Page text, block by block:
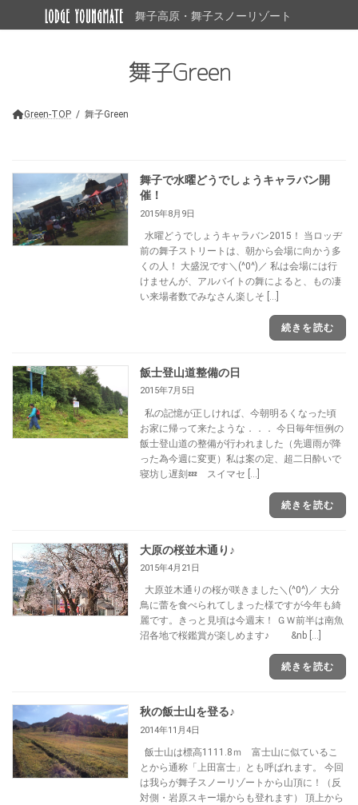
舞子高原・舞子スノーリゾート
舞子Green
Green-TOP 舞子Green
舞子で水曜どうでしょうキャラバン開
催！
2015年8月9日
水曜どうでしょうキャラバン2015！ 当ロッヂ
前の舞子ストリートは、朝から会場に向かう多
くの人！ 大盛況です＼(^0^)／ 私は会場には行
けませんが、アルバイトの舞によると、もの凄
い来場者数でみなさん楽しそ […]
続きを読む
飯士登山道整備の日
2015年7月5日
私の記憶が正しければ、今朝明るくなった頃
お家に帰って来たような．．． 今日毎年恒例の
飯士登山道の整備が行われました（先週雨が降
った為今週に変更）私は案の定、超二日酔いで
寝坊し遅刻💤 スイマセ […]
続きを読む
大原の桜並木通り♪
2015年4月21日
大原並木通りの桜が咲きました＼(^0^)／ 大分
鳥に蕾を食べられてしまった様ですが今年も綺
麗です。きっと見頃は今週末！ ＧＷ前半は南魚
沼各地で桜鑑賞が楽しめます♪ &nb […]
続きを読む
秋の飯士山を登る♪
2014年11月4日
飯士山は標高1111.8ｍ 富士山に似ているこ
とから通称「上田富士」とも呼ばれます。 今回
は我らが舞子スノーリゾートから山頂に！（反
対側・岩原スキー場からも登れます） 頂上から